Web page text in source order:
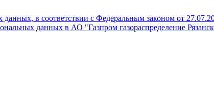
в соответствии с Федеральным законом от
данных в АО "Газпром газораспределение